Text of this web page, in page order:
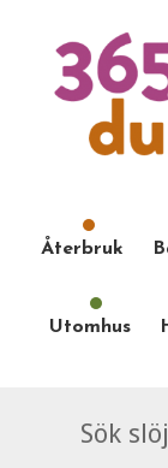
Återbruk
Utomhus